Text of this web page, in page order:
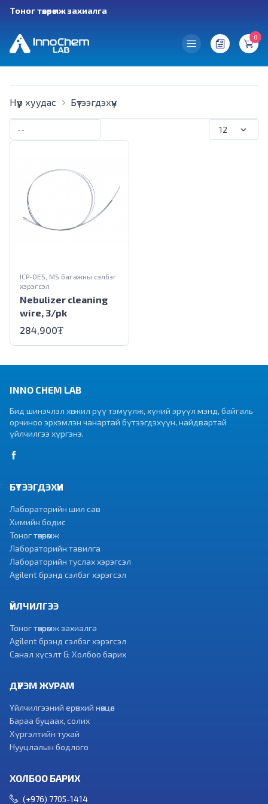
Тоног төхөөрөмж захиалга
0
Нүүр хуудас Бүтээгдэхүүн
Nebulizer cleaning
wire, 3/pk
ICP-OES, MS багажны сэлбэг
хэрэгсэл
284,900₮
INNO CHEM LAB
Бид шинэчлэл хөгжил рүү тэмүүлж, хүний эрүүл мэнд, байгаль
орчиноо эрхэмлэн чанартай бүтээгдэхүүн, найдвартай
үйлчилгээ хүргэнэ.
БҮТЭЭГДЭХҮҮН
Лабораторийн шил сав
Химийн бодис
Тоног төхөөрөмж
Лабораторийн тавилга
Лабораторийн туслах хэрэгсэл
Agilent брэнд сэлбэг хэрэгсэл
ҮЙЛЧИЛГЭЭ
Тоног төхөөрөмж захиалга
Agilent брэнд сэлбэг хэрэгсэл
Санал хүсэлт & Холбоо барих
ДҮРЭМ ЖУРАМ
Үйлчилгээний ерөнхий нөхцөл
Бараа буцаах, солих
Хүргэлтийн тухай
Нууцлалын бодлого
ХОЛБОО БАРИХ
(+976) 7705-1414